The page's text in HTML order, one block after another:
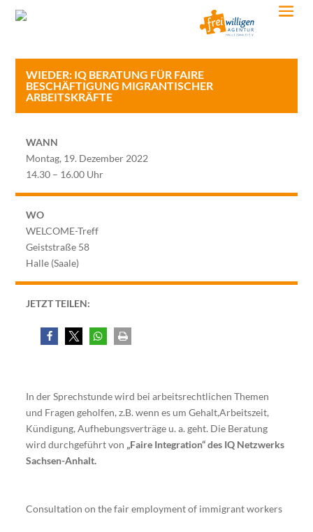
WIEDER: IQ BERATUNG FÜR FAIRE
BESCHÄFTIGUNG MIGRANTISCHER
ARBEITSKRÄFTE
WANN
Montag, 19. Dezember 2022
14.30 – 16.00 Uhr
WO
WELCOME-Treff
Geiststraße 58
Halle (Saale)
JETZT TEILEN:
In der Sprechstunde wird bei arbeitsrechtlichen Themen
und Fragen geholfen, z.B. wenn es um Gehalt,Arbeitszeit,
Kündigung, Aufhebungsverträge u. a. geht. Die Beratung
wird durchgeführt von „Faire Integration“ des IQ Netzwerks
Sachsen-Anhalt.
Consultation on the fair employment of immigrant workers